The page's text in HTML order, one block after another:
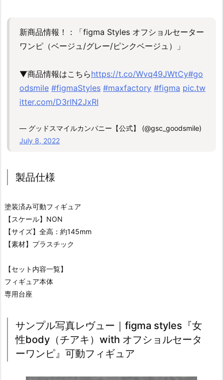
新商品情報！：「figma Styles オフショルセーター
ワンピ（ベージュ/グレー/ピンクベージュ）」
▼商品情報はこちらhttps://t.co/Wvq49JWtCy#go
odsmile #figmaStyles #maxfactory #figma pic.tw
itter.com/D3rlN2JxRI
— グッドスマイルカンパニー【公式】 (@gsc_goodsmile)
July 8, 2022
製品仕様
塗装済み可動フィギュア
【スケール】NON
【サイズ】全高：約145mm
【素材】プラスチック
【セット内容一覧】
フィギュア本体
専用台座
サンプル写真レヴュー｜figma styles『女
性body（チアキ）with オフショルセータ
ーワンピ』可動フィギュア